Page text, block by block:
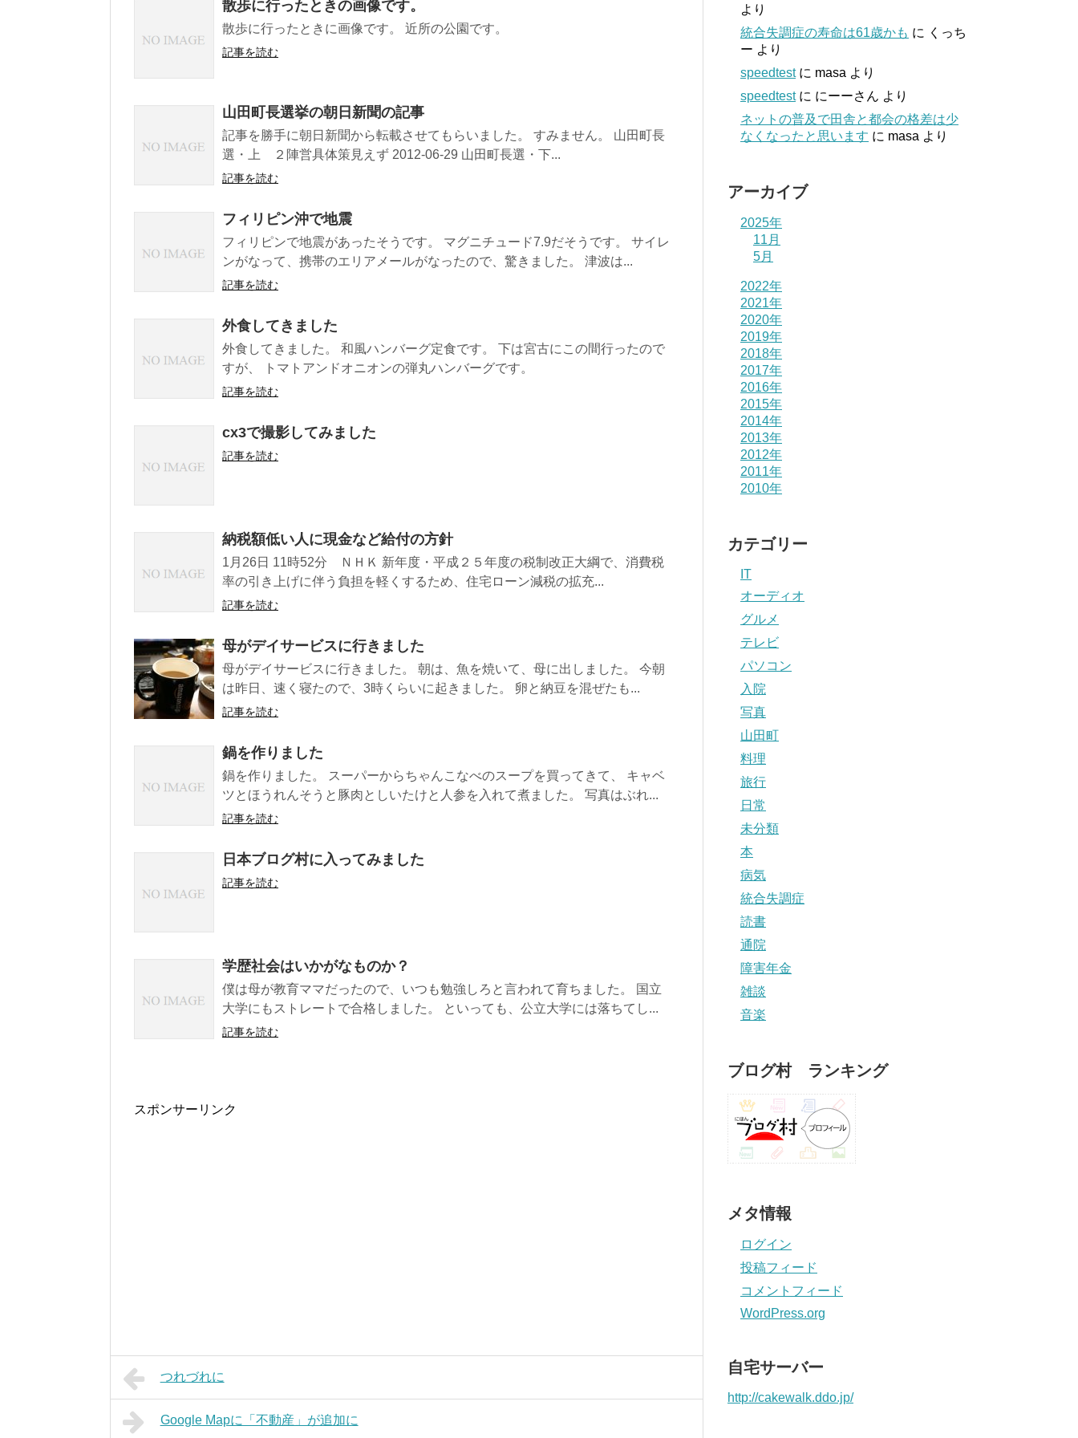
散歩に行ったときの画像です。
散歩に行ったときに画像です。 近所の公園です。
記事を読む
山田町長選挙の朝日新聞の記事
記事を勝手に朝日新聞から転載させてもらいました。 すみません。 山田町長
選・上 ２陣営具体策見えず 2012-06-29 山田町長選・下...
記事を読む
フィリピン沖で地震
フィリピンで地震があったそうです。 マグニチュード7.9だそうです。 サイレ
ンがなって、携帯のエリアメールがなったので、驚きました。 津波は...
記事を読む
外食してきました
外食してきました。 和風ハンバーグ定食です。 下は宮古にこの間行ったので
すが、 トマトアンドオニオンの弾丸ハンバーグです。
記事を読む
cx3で撮影してみました
記事を読む
納税額低い人に現金など給付の方針
1月26日 11時52分 ＮＨＫ 新年度・平成２５年度の税制改正大綱で、消費税
率の引き上げに伴う負担を軽くするため、住宅ローン減税の拡充...
記事を読む
母がデイサービスに行きました
母がデイサービスに行きました。 朝は、魚を焼いて、母に出しました。 今朝
は昨日、速く寝たので、3時くらいに起きました。 卵と納豆を混ぜたも...
記事を読む
鍋を作りました
鍋を作りました。 スーパーからちゃんこなべのスープを買ってきて、 キャベ
ツとほうれんそうと豚肉としいたけと人参を入れて煮ました。 写真はぶれ...
記事を読む
日本ブログ村に入ってみました
記事を読む
学歴社会はいかがなものか？
僕は母が教育ママだったので、いつも勉強しろと言われて育ちました。 国立
大学にもストレートで合格しました。 といっても、公立大学には落ちてし...
記事を読む
スポンサーリンク
つれづれに
Google Mapに「不動産」が追加に
より
統合失調症の寿命は61歳かも に くっち
ー より
speedtestに masa より
speedtestに にーーさん より
ネットの普及で田舎と都会の格差は少
なくなったと思います に masa より
アーカイブ
2025年
11月
5月
2022年
2021年
2020年
2019年
2018年
2017年
2016年
2015年
2014年
2013年
2012年
2011年
2010年
カテゴリー
IT
オーディオ
グルメ
テレビ
パソコン
入院
写真
山田町
料理
旅行
日常
未分類
本
病気
統合失調症
読書
通院
障害年金
雑談
音楽
ブログ村 ランキング
メタ情報
ログイン
投稿フィード
コメントフィード
WordPress.org
自宅サーバー
http://cakewalk.ddo.jp/